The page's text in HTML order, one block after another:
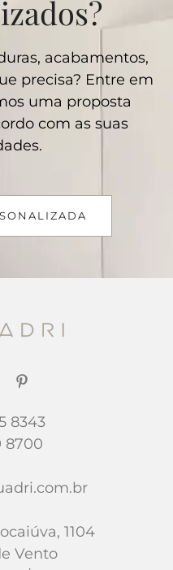
acabamentos,
precisa? Entre em
uma proposta
com as suas
8343
8700
1104
Vento